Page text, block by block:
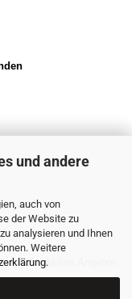
und andere
auch von
der Website zu
analysieren und Ihnen
Weitere
.
individuelles Angebot.